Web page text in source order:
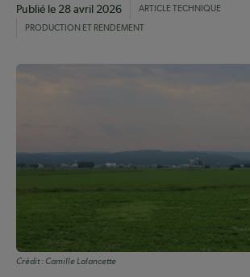
Publié le 28 avril 2026
ARTICLE TECHNIQUE
PRODUCTION ET RENDEMENT
Crédit : Camille Lalancette